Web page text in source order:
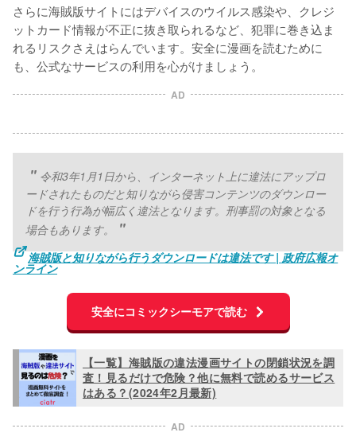
さらに海賊版サイトにはデバイスのウイルス感染や、クレジ
ットカード情報が不正に抜き取られるなど、犯罪に巻き込ま
れるリスクさえはらんでいます。安全に漫画を読むために
も、公式なサービスの利用を心がけましょう。
AD
令和3年1月1日から、インターネット上に違法にアップロ
ードされたものだと知りながら侵害コンテンツのダウンロー
ドを行う行為が幅広く違法となります。刑事罰の対象となる
場合もあります。
海賊版と知りながら行うダウンロードは違法です | 政府広報オ
ンライン
安全にコミックシーモアで読む
【一覧】海賊版の違法漫画サイトの閉鎖状況を調
査！見るだけで危険？他に無料で読めるサービス
はある？(2024年2月最新)
AD